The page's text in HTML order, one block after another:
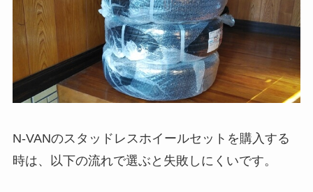
N-VANのスタッドレスホイールセットを購入する
時は、以下の流れで選ぶと失敗しにくいです。